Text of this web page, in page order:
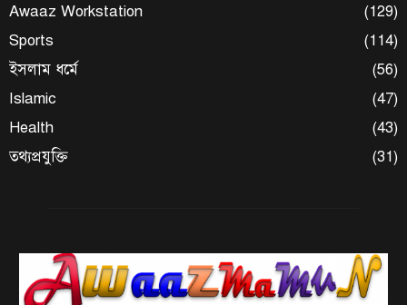
Awaaz Workstation
(129)
Sports
(114)
ইসলাম ধর্মে
(56)
Islamic
(47)
Health
(43)
তথ্যপ্রযুক্তি
(31)